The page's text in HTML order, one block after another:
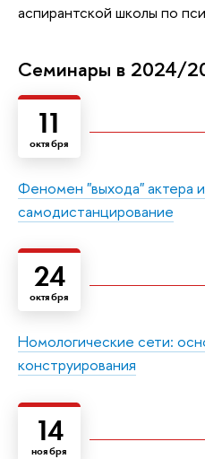
аспирантской школы по
Семинары в 2024/
11
октября
Феномен "выхода" актера
самодистанцирование
24
октября
Номологические сети:
конструирования
14
ноября